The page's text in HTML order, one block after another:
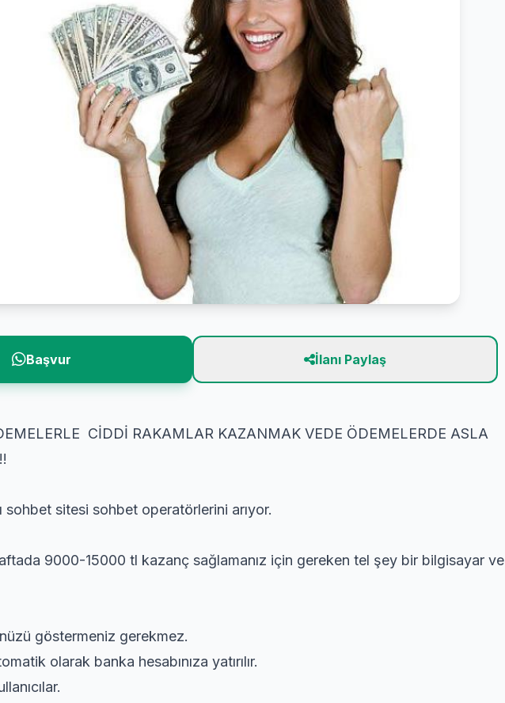
Başvur İlanı Paylaş
CİDDİ RAKAMLAR KAZANMAK VEDE ÖDEMELERDE ASLA
sohbet sitesi sohbet operatörlerini arıyor.
9000-15000 tl kazanç sağlamanız için gereken tel şey bir bilgisayar ve
göstermeniz gerekmez.
olarak banka hesabınıza yatırılır.